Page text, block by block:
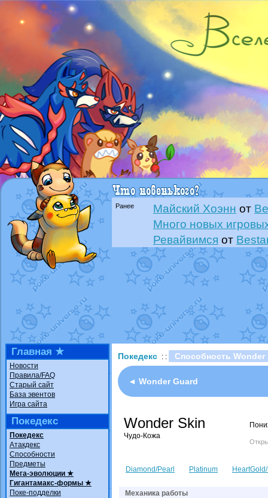
Ранее Майский Хоэнн от
Много новых
Ревайвимся от
Всё, трындец
Технические
доброе утро славяне
Йолда и Мимикью
от
Недовольный
The Dark Wishmaker
шадоу спиритомбот
траббишот
Raging Bolt
Shadow mismagius
Главная ★
Новости
Правила/FAQ
Старый сайт
База эвентов
Игра сайта
Покедекс
Покедекс
Атакдекс
Способности
Предметы
Мега-эволюции ★
Гигантамакс-формы ★
Поке-подделки
Покедекс : : Способность Wonder
◄ Wonder Guard
Wonder Skin
Чудо-Кожа
Diamond/Pearl Platinum
Механика работы